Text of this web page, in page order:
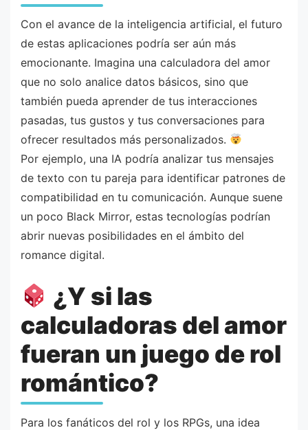
Con el avance de la inteligencia artificial, el futuro
de estas aplicaciones podría ser aún más
emocionante. Imagina una calculadora del amor
que no solo analice datos básicos, sino que
también pueda aprender de tus interacciones
pasadas, tus gustos y tus conversaciones para
ofrecer resultados más personalizados.
Por ejemplo, una IA podría analizar tus mensajes
de texto con tu pareja para identificar patrones de
compatibilidad en tu comunicación. Aunque suene
un poco Black Mirror, estas tecnologías podrían
abrir nuevas posibilidades en el ámbito del
romance digital.
¿Y si las
calculadoras del amor
fueran un juego de rol
romántico?
Para los fanáticos del rol y los RPGs, una idea